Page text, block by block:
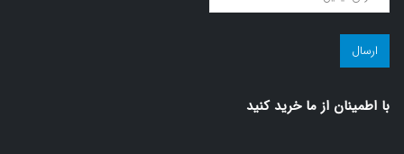
در
مجله
سلامت!
با اطمينان از ما خريد كنيد